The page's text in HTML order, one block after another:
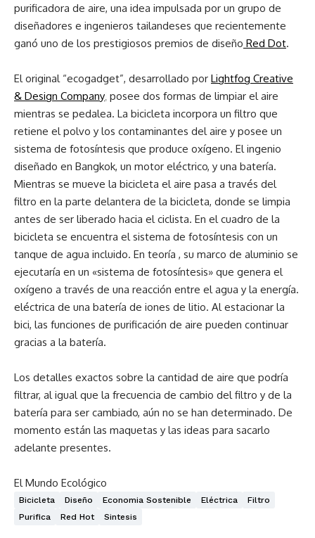
purificadora de aire, una idea impulsada por un grupo de
diseñadores e ingenieros tailandeses que recientemente
ganó uno de los prestigiosos premios de diseño Red Dot.
El original “ecogadget”, desarrollado por Lightfog Creative
& Design Company posee dos formas de limpiar el aire
mientras se pedalea. La bicicleta incorpora un filtro que
retiene el polvo y los contaminantes del aire y posee un
sistema de fotosíntesis que produce oxígeno. El ingenio
diseñado en Bangkok, un motor eléctrico, y una batería.
Mientras se mueve la bicicleta el aire pasa a través del
filtro en la parte delantera de la bicicleta, donde se limpia
antes de ser liberado hacia el ciclista. En el cuadro de la
bicicleta se encuentra el sistema de fotosíntesis con un
tanque de agua incluido. En teoría , su marco de aluminio se
ejecutaría en un «sistema de fotosíntesis» que genera el
oxígeno a través de una reacción entre el agua y la energía.
eléctrica de una batería de iones de litio. Al estacionar la
bici, las funciones de purificación de aire pueden continuar
gracias a la batería.
Los detalles exactos sobre la cantidad de aire que podría
filtrar, al igual que la frecuencia de cambio del filtro y de la
batería para ser cambiado, aún no se han determinado. De
momento están las maquetas y las ideas para sacarlo
adelante presentes.
El Mundo Ecológico
Bicicleta Diseño Economia Sostenible Eléctrica
Filtro
Purifica
Red Hot Sintesis